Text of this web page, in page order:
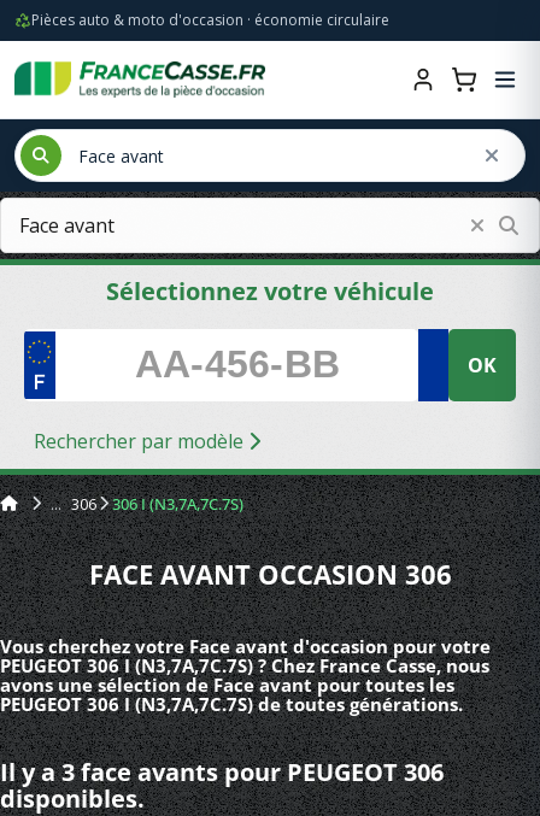
Pièces auto & moto d'occasion · économie circulaire
Sélectionnez votre véhicule
OK
Rechercher par modèle
306 306 I (N3,7A,7C.7S)
FACE AVANT OCCASION 306
Vous cherchez votre Face avant d'occasion pour votre
PEUGEOT 306 I (N3,7A,7C.7S) ? Chez France Casse, nous
avons une sélection de Face avant pour toutes les
PEUGEOT 306 I (N3,7A,7C.7S) de toutes générations.
Il y a 3 face avants pour PEUGEOT 306
disponibles.